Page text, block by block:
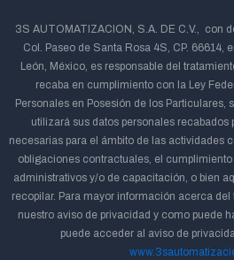
3S AUTOMATIZACION, S.A. DE C.V., con
Col. Paseo de Santa Rosa 4S, CP. 66614,
León, México, es responsable del
recaba en cumplimiento con la Ley
Personales en Posesión de los Particulares,
utilizará sus datos personales recabados
necesarias para el ámbito de las actividades
obligaciones contractuales, el
administrativos y/o de capacitación, o bien
recopilar. Para mayor información acerca
nuestro aviso de privacidad y como puede
puede acceder al aviso de